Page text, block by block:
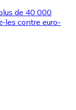
de 40 000
les contre euro-